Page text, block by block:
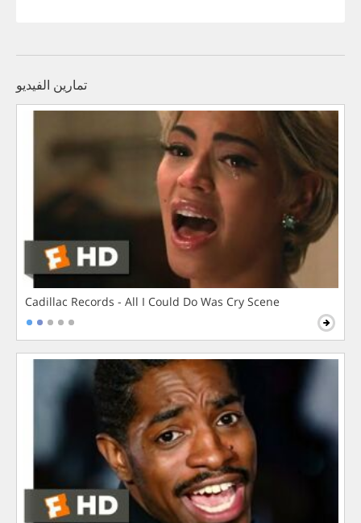
تمارين الفيديو
Cadillac Records - All I Could Do Was Cry Scene